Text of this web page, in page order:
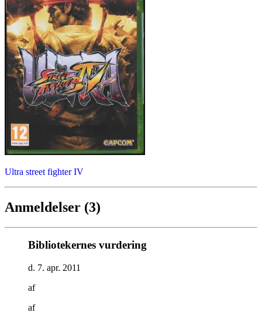
Ultra street fighter IV
Anmeldelser (3)
Bibliotekernes vurdering
d. 7. apr. 2011
af
af